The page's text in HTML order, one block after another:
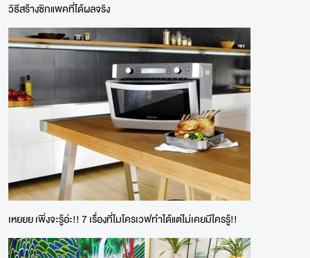
วิธีสร้างซิกแพคที่ได้ผลจริง
เหยยย เพิ่งจะรู้อ่ะ!! 7 เรื่องที่ไมโครเวฟทำได้แต่ไม่เคยมีใครรู้!!